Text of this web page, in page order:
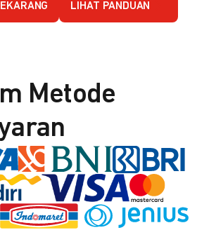
LIHAT PANDUAN
Metode